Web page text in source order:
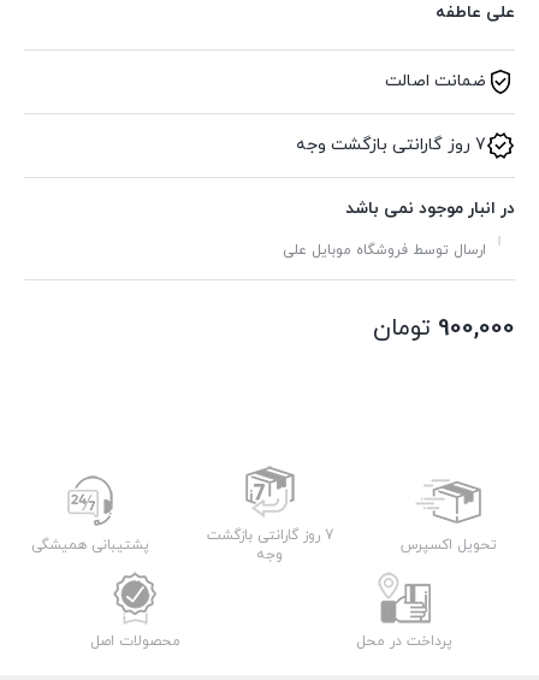
علی عاطفه
ضمانت اصالت
7 روز گارانتی بازگشت وجه
در انبار موجود نمی باشد
ارسال توسط فروشگاه موبایل علی
900,000 تومان
تحویل اکسپرس
7 روز گارانتی بازگشت
وجه
پشتیبانی همیشگی
پرداخت در محل محصولات اصل